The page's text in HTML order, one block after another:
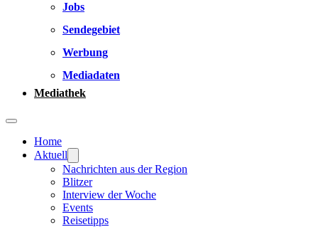
Jobs
Sendegebiet
Werbung
Mediadaten
Mediathek
Home
Aktuell
Nachrichten aus der Region
Blitzer
Interview der Woche
Events
Reisetipps